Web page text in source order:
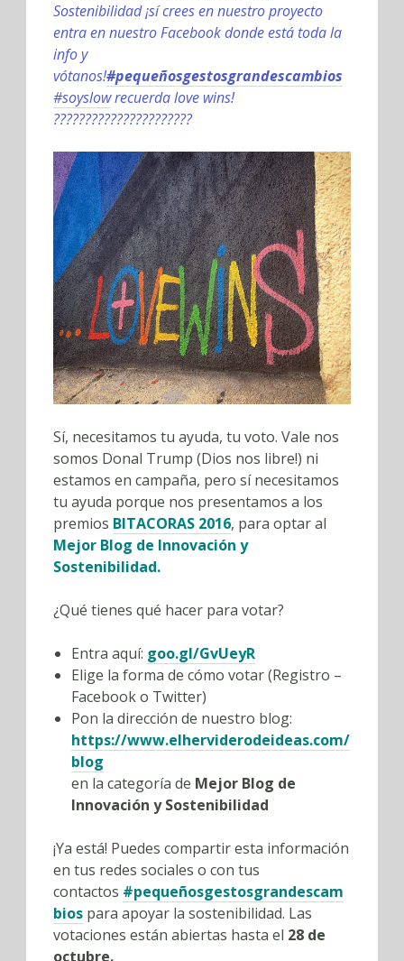
Sostenibilidad ¡sí crees en nuestro proyecto
entra en nuestro Facebook donde está toda la
info y
vótanos!#pequeñosgestosgrandescambios
#soyslowrecuerda love wins!
??????????????????????
Sí, necesitamos tu ayuda, tu voto. Vale nos
somos Donal Trump (Dios nos libre!) ni
estamos en campaña, pero sí necesitamos
tu ayuda porque nos presentamos a los
premios BITACORAS 2016, para optar al
Mejor Blog de Innovación y
Sostenibilidad.
¿Qué tienes qué hacer para votar?
Entra aquí: goo.gl/GvUeyR
Elige la forma de cómo votar (Registro –
Facebook o Twitter)
Pon la dirección de nuestro blog:
https://www.elherviderodeideas.com/
blog
en la categoría de Mejor Blog de
Innovación y Sostenibilidad
¡Ya está! Puedes compartir esta información
en tus redes sociales o con tus
contactos #pequeñosgestosgrandescam
bios para apoyar la sostenibilidad. Las
votaciones están abiertas hasta el 28 de
octubre.